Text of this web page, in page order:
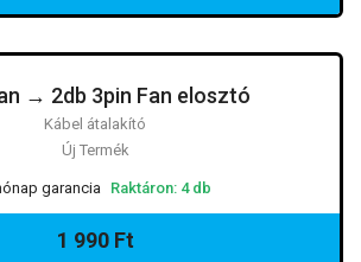
→ 2db 3pin Fan elosztó
Kábel átalakító
Új Termék
garancia Raktáron: 4 db
1 990 Ft